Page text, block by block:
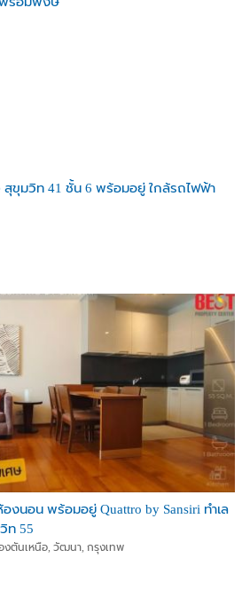
สุขุมวิท 41 ชั้น 6 พร้อมอยู่ ใกล้รถไฟฟ้า
องนอน พร้อมอยู่ Quattro by Sansiri ทำเล
ท 55
ตันเหนือ, วัฒนา, กรุงเทพ